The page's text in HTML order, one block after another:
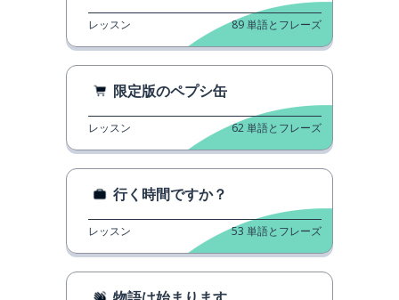
レッスン 89単語とフレーズ
限定版のペプシ缶
レッスン 62単語とフレーズ
行く時間ですか？
レッスン 53 単語とフレーズ